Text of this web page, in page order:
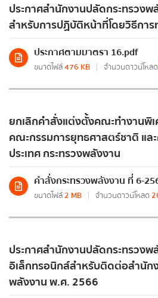
มาตรการส่งเสริมที่สำคัญ
แผนปฏิบัติการด้านพลังงาน
มติคณะ กพช./กบง.
แผน/ผลการดำเนินงาน
แผนการดำเนินงาน
ตามนโยบายสำคัญของกระทรวงพลังง
แผนการใช้จ่ายงบประมาณประจำปี (
กรุณาระบุคำค้นหาที่ท่
ประกาศสำนักงานปลัดกระทรวงพ
สำหรับการปฏิบัติหน้าที่โดยวิธีกา
ประกาศตามมาตรา 16.pdf
ขนาดไฟล์476 KB จำนวนดาวน์โหลด
ยกเลิกคำสั่งแต่งตั้งคณะทำงานพิเ
คณะกรรมการยุทธศาสตร์ชาติ แล
ประเทศ กระทรวงพลังงาน
คำสั่งกระทรวงพลังงาน ที่ 6-
ขนาดไฟล์2 MB จำนวนดาวน์โหลด
ประกาศสำนักงานปลัดกระทรวงพ
อิเล็กทรอนิกส์สำหรับติดต่อสำนัก
พลังงาน พ.ศ. 2566
อีเมล*
ส่งข้อความ